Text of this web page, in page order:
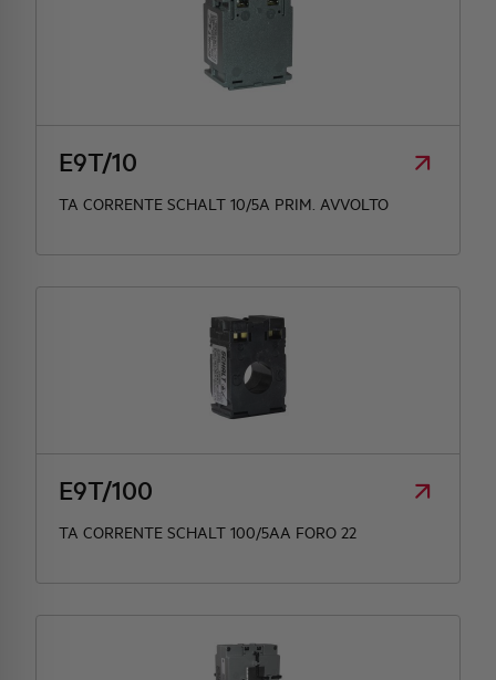
E9T/10
TA CORRENTE SCHALT 10/5A PRIM. AVVOLTO
E9T/100
TA CORRENTE SCHALT 100/5AA FORO 22